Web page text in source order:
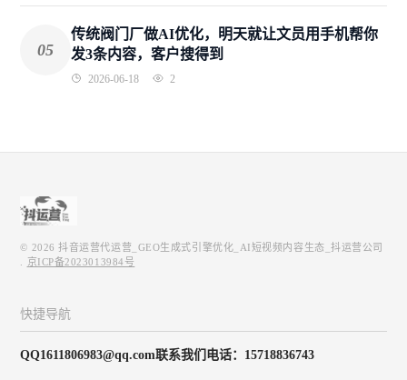
05
传统阀门厂做AI优化，明天就让文员用手机帮你
发3条内容，客户搜得到
2026-06-18 2
© 2026抖音运营代运营_GEO生成式引擎优化_AI短视频内容生态_抖运营公司
京ICP备2023013984号
快捷导航
QQ1611806983@qq.com联系我们电话：15718836743